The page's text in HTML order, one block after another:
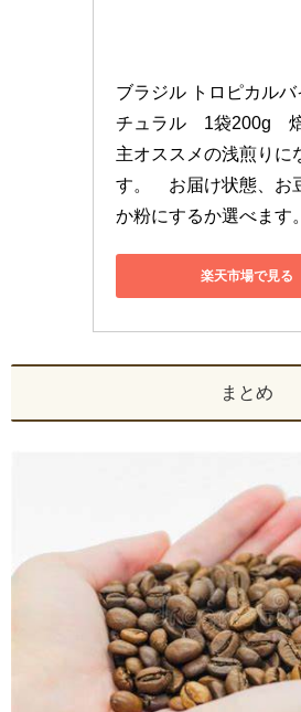
ブラジル トロピカルバ
チュラル　1袋200g　
主オススメの浅煎りに
す。　お届け状態、お
か粉にするか選べます。
楽天市場で見る
まとめ